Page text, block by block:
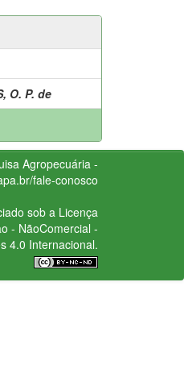
O. P. de
Agropecuária -
fale-conosco
sob a Licença
- NãoComercial -
4.0 Internacional.